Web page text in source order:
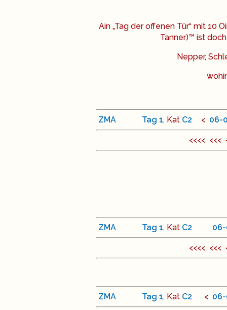
Ain „Tag der offenen Tür“ mit 10
Tanner)™ ist
Nepper,
ZMA Tag 1, Kat C2 < 06-
<<<<
ZMA Tag 1, Kat C2 06-
<<<<
ZMA Tag 1, Kat C2 < 06-